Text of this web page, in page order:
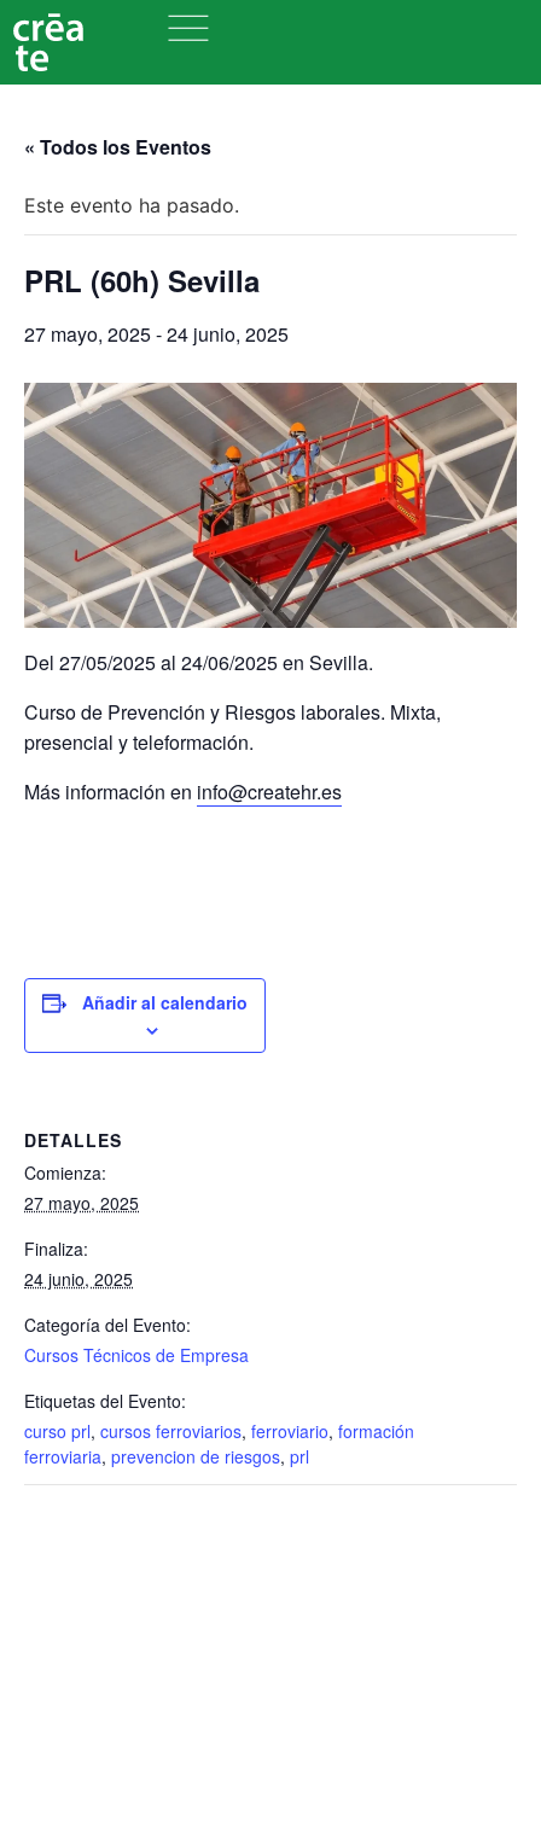
« Todos los Eventos
Este evento ha pasado.
PRL (60h) Sevilla
27 mayo, 2025-24 junio, 2025
Del 27/05/2025 al 24/06/2025 en Sevilla.
Curso de Prevención y Riesgos laborales. Mixta,
presencial y teleformación.
Más información en info@createhr.es
Añadir al calendario
DETALLES
Comienza:
27 mayo, 2025
Finaliza:
24 junio, 2025
Categoría del Evento:
Cursos Técnicos de Empresa
Etiquetas del Evento:
curso prl, cursos ferroviarios, ferroviario, formación
ferroviaria, prevencion de riesgos, prl